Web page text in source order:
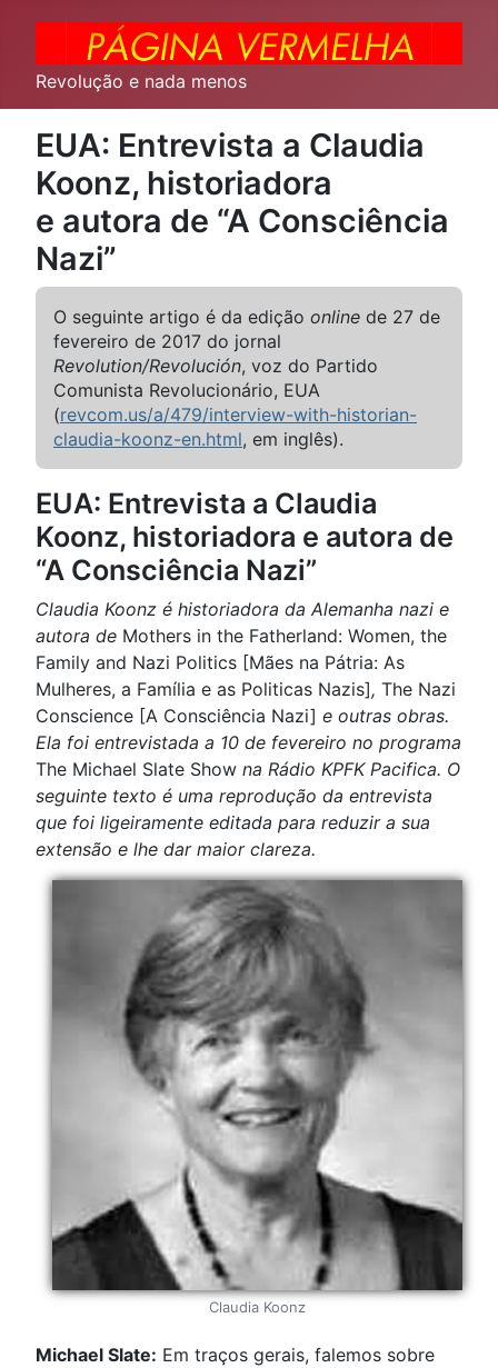
Revolução e nada menos
EUA: Entrevista a Claudia
Koonz, historiadora
e autora de “A Consciência
Nazi”
O seguinte artigo é da edição online de 27 de
fevereiro de 2017 do jornal
Revolution/Revolución, voz do Partido
Comunista Revolucionário, EUA
(revcom.us/a/479/interview-with-historian-
claudia-koonz-en.html, em inglês).
EUA: Entrevista a Claudia
Koonz, historiadora e autora de
“A Consciência Nazi”
Claudia Koonz é historiadora da Alemanha nazi e
autora de Mothers in the Fatherland: Women, the
Family and Nazi Politics [Mães na Pátria: As
Mulheres, a Família e as Politicas Nazis], The Nazi
Conscience [A Consciência Nazi] e outras obras.
Ela foi entrevistada a 10 de fevereiro no programa
The Michael Slate Show na Rádio KPFK Pacifica. O
seguinte texto é uma reprodução da entrevista
que foi ligeiramente editada para reduzir a sua
extensão e lhe dar maior clareza.
Claudia Koonz
Michael Slate: Em traços gerais, falemos sobre